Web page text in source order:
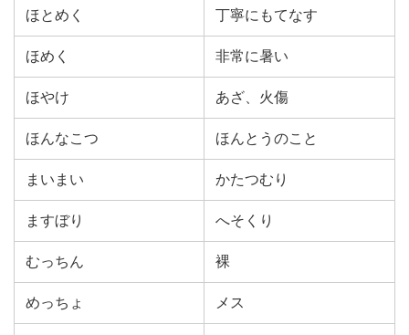
ほとめく 丁寧にもてなす
ほめく 非常に暑い
ほやけ あざ、火傷
ほんなこつ ほんとうのこと
まいまい かたつむり
ますぼり へそくり
むっちん 裸
めっちょ メス